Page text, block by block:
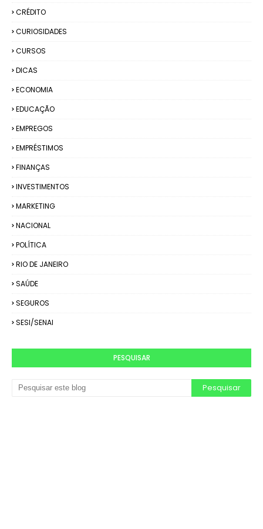
CRÉDITO
CURIOSIDADES
CURSOS
DICAS
ECONOMIA
EDUCAÇÃO
EMPREGOS
EMPRÉSTIMOS
FINANÇAS
INVESTIMENTOS
MARKETING
NACIONAL
POLÍTICA
RIO DE JANEIRO
SAÚDE
SEGUROS
SESI/SENAI
PESQUISAR